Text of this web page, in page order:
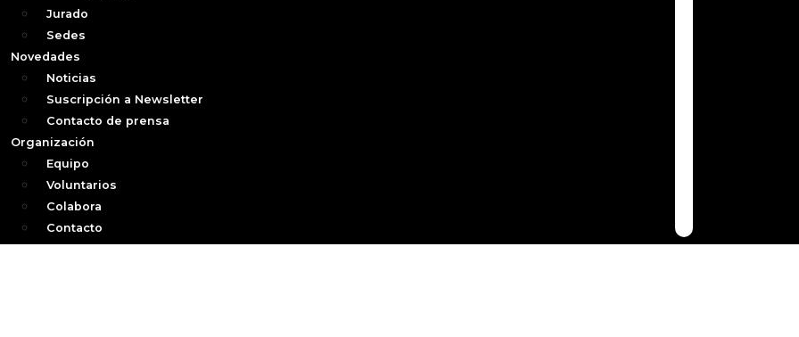
Jurado
Sedes
Novedades
Noticias
Suscripción a Newsletter
Contacto de prensa
Organización
Equipo
Voluntarios
Colabora
Contacto